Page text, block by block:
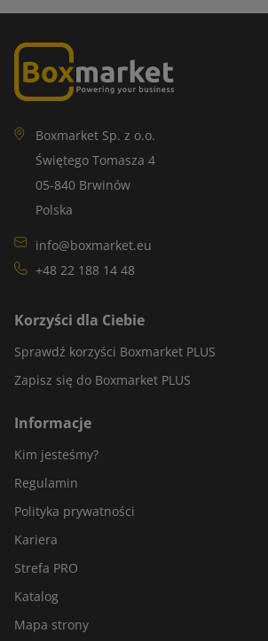
Boxmarket Sp. z o.o.
Świętego Tomasza 4
05-840 Brwinów
Polska
info@boxmarket.eu
+48 22 188 14 48
Korzyści dla Ciebie
Sprawdź korzyści Boxmarket PLUS
Zapisz się do Boxmarket PLUS
Informacje
Kim jesteśmy?
Regulamin
Polityka prywatności
Kariera
Strefa PRO
Katalog
Mapa strony